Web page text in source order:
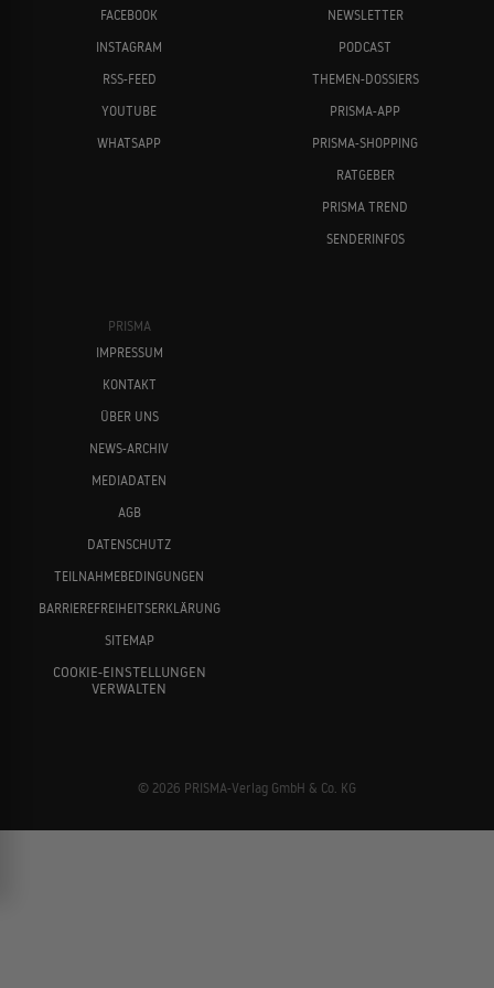
FACEBOOK
INSTAGRAM
RSS-FEED
YOUTUBE
WHATSAPP
NEWSLETTER
PODCAST
THEMEN-DOSSIERS
PRISMA-APP
PRISMA-SHOPPING
RATGEBER
PRISMA TREND
SENDERINFOS
PRISMA
IMPRESSUM
KONTAKT
ÜBER UNS
NEWS-ARCHIV
MEDIADATEN
AGB
DATENSCHUTZ
TEILNAHMEBEDINGUNGEN
BARRIEREFREIHEITSERKLÄRUNG
SITEMAP
COOKIE-EINSTELLUNGEN
VERWALTEN
© 2026 PRISMA-Verlag GmbH & Co. KG